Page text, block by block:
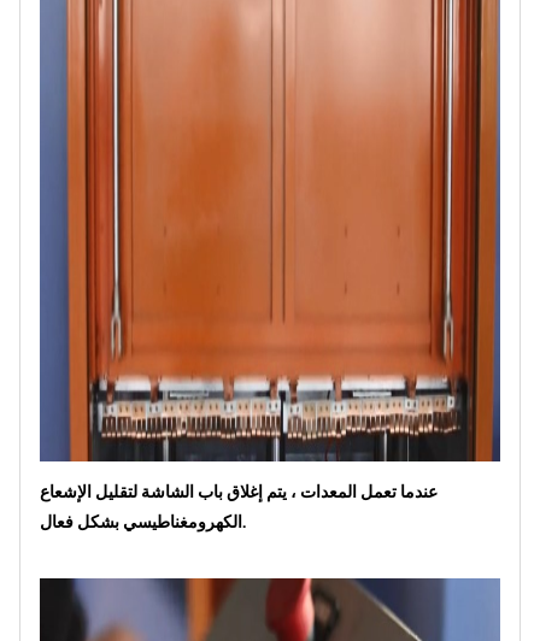
عندما تعمل المعدات ، يتم إغلاق باب الشاشة لتقليل الإشعاع
الكهرومغناطيسي بشكل فعال.